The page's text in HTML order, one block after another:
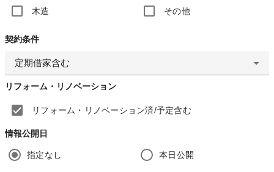
木造 その他
契約条件
定期借家含む
リフォーム・リノベーション
リフォーム・リノベーション済/予定含む
情報公開日
指定なし 本日公開